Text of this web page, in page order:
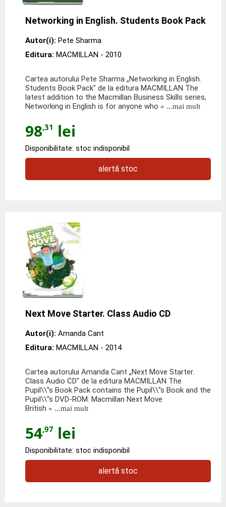
Networking in English. Students Book Pack
Autor(i): Pete Sharma
Editura: MACMILLAN - 2010
Cartea autorului Pete Sharma „Networking in English.
Students Book Pack" de la editura MACMILLAN The
latest addition to the Macmillan Business Skills series,
Networking in English is for anyone who » ...mai mult
98,31 lei
Disponibilitate: stoc indisponibil
alertă stoc
Next Move Starter. Class Audio CD
Autor(i): Amanda Cant
Editura: MACMILLAN - 2014
Cartea autorului Amanda Cant „Next Move Starter.
Class Audio CD" de la editura MACMILLAN The
Pupil\\''s Book Pack contains the Pupil\\''s Book and the
Pupil\\''s DVD-ROM. Macmillan Next Move
British » ...mai mult
54,97 lei
Disponibilitate: stoc indisponibil
alertă stoc